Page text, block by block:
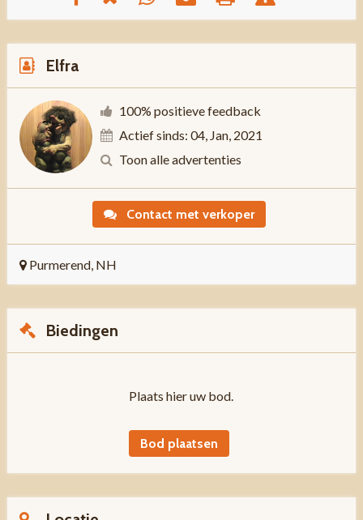
Elfra
100% positieve feedback
Actief sinds: 04, Jan, 2021
Toon alle advertenties
Contact met verkoper
Purmerend, NH
Biedingen
Plaats hier uw bod.
Bod plaatsen